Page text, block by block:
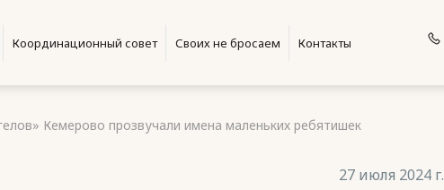
Координационный совет Своих не бросаем Контакты
Кемерово прозвучали имена маленьких ребятишек
27 июля 2024 г.